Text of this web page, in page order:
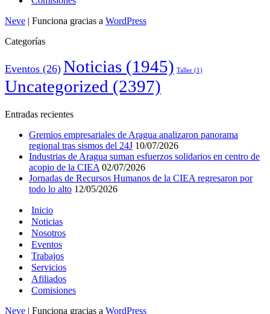
Neve | Funciona gracias a WordPress
Categorías
Eventos (26) Noticias (1945) Taller (1)
Uncategorized (2397)
Entradas recientes
Gremios empresariales de Aragua analizaron panorama
regional tras sismos del 24J 10/07/2026
Industrias de Aragua suman esfuerzos solidarios en centro de
acopio de la CIEA 02/07/2026
Jornadas de Recursos Humanos de la CIEA regresaron por
todo lo alto 12/05/2026
Inicio
Noticias
Nosotros
Eventos
Trabajos
Servicios
Afiliados
Comisiones
Neve | Funciona gracias a WordPress